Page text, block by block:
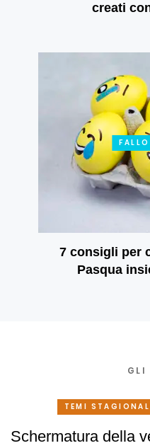
creati
7 consigli per
Pasqua
GLI
TEMI
Schermatura della